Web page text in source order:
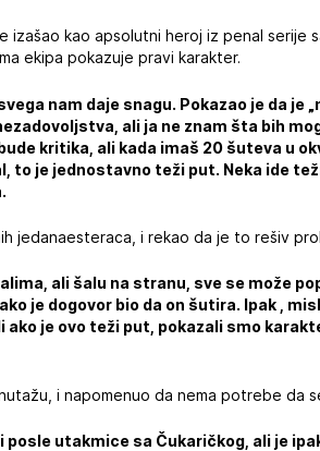
izašao kao apsolutni heroj iz penal serije
ekipa pokazuje pravi karakter.
nam daje snagu. Pokazao je da je
ali ja ne znam šta bih
kritika, ali kada imaš 20 šuteva u
to je jednostavno teži put. Neka ide
jedanaesteraca, i rekao da je to rešiv
ali šalu na stranu, sve se može
je dogovor bio da on šutira. Ipak ,
je ovo teži put, pokazali smo
i napomenuo da nema potrebe da
posle utakmice sa Čukaričkog, ali je